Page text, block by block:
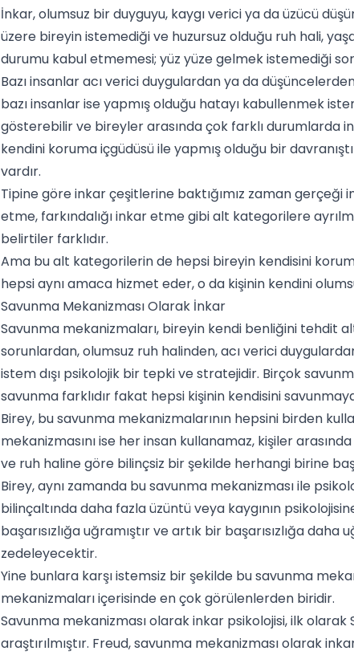
İnkar, olumsuz bir duyguyu, kaygıverici ya da üzücü
üzere bireyin istemediği ve huzursuz olduğu ruh hali,
durumu kabul etmemesi; yüz yüze gelmek istemediği
Bazı insanlar acı verici duygulardan ya da
bazı insanlar ise yapmış olduğu hatayı kabullenmek
gösterebilir ve bireyler arasında çok farklı durumlarda
kendini koruma içgüdüsü ile yapmış olduğu bir
vardır.
Tipine göre inkar çeşitlerine baktığımız zaman
etme, farkındalığı inkar etme gibi alt kategorilere
belirtiler farklıdır.
Ama bu alt kategorilerin de hepsi bireyin kendisini
hepsi aynı amaca hizmet eder, o da kişinin kendini
Savunma Mekanizması Olarak İnkar
Savunma mekanizmaları, bireyin kendi benliğini tehdit
sorunlardan, olumsuz ruh halinden, acı verici
istem dışı psikolojik bir tepki ve stratejidir. Birçok
savunma farklıdır fakat hepsi kişinin kendisini
Birey, bu savunma mekanizmalarının hepsini birden
mekanizmasını ise her insan kullanamaz, kişiler
ve ruh haline göre bilinçsiz bir şekilde herhangi birine
Birey, aynı zamanda bu savunma mekanizması ile
bilinçaltında daha fazlaüzüntüveya kaygının
başarısızlığa uğramıştır ve artık bir başarısızlığa
zedeleyecektir.
Yine bunlara karşı istemsiz bir şekilde bu savunma
mekanizmaları içerisinde en çok görülenlerden biridir.
Savunma mekanizması olarak inkar psikolojisi, ilk
araştırılmıştır. Freud, savunma mekanizması olarak